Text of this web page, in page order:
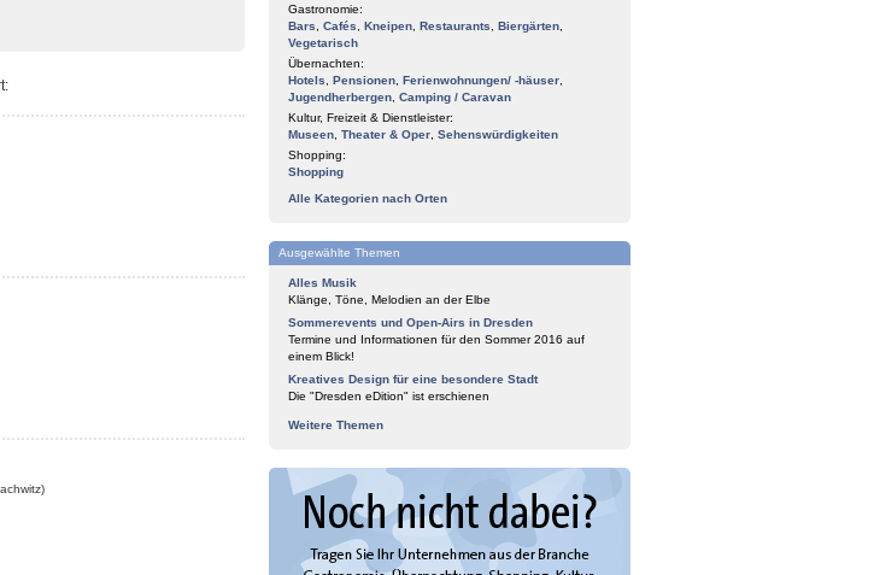
:
Gastronomie:
Bars
Cafés Kneipen Restaurants Biergärten
Vegetarisch
Übernachten:
Hotels
Pensionen Ferienwohnungen/ -häuser
Jugendherbergen Camping / Caravan
Kultur, Freizeit & Dienstleister:
Museen Theater & Oper Sehenswürdigkeiten
Shopping:
Shopping
Alle Kategorien nach Orten
Ausgewählte Themen
Alles Musik
Klänge, Töne, Melodien an der Elbe
Sommerevents und Open-Airs in Dresden
Termine und Informationen für den Sommer 2016 auf
einem Blick!
Kreatives Design für eine besondere Stadt
Die "Dresden eDition" ist erschienen
Weitere Themen